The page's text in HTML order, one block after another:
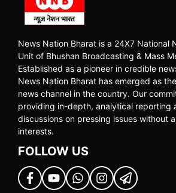
News Nation Bharat is a 24X7 National
Unit of Bhushan Broadcasting & Mass
Established as a pioneer in credible
News Nation Bharat has emerged as
news channel in the country. Our
providing in-depth, analytical reporting
discussions on pressing issues without
interests.
FOLLOW US